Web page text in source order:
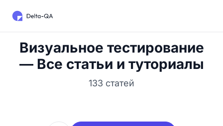
Визуальное тестирование
— Все статьи и туториалы
133 статей